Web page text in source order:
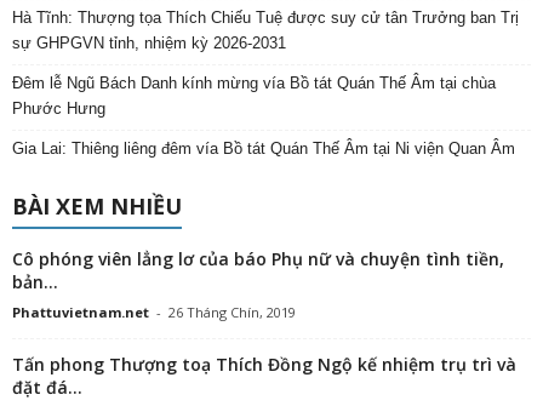
Hà Tĩnh: Thượng tọa Thích Chiếu Tuệ được suy cử tân Trưởng ban Trị
sự GHPGVN tỉnh, nhiệm kỳ 2026-2031
Đêm lễ Ngũ Bách Danh kính mừng vía Bồ tát Quán Thế Âm tại chùa
Phước Hưng
Gia Lai: Thiêng liêng đêm vía Bồ tát Quán Thế Âm tại Ni viện Quan Âm
BÀI XEM NHIỀU
Cô phóng viên lẳng lơ của báo Phụ nữ và chuyện tình tiền,
bản...
Phattuvietnam.net - 26 Tháng Chín, 2019
Tấn phong Thượng toạ Thích Đồng Ngộ kế nhiệm trụ trì và
đặt đá...